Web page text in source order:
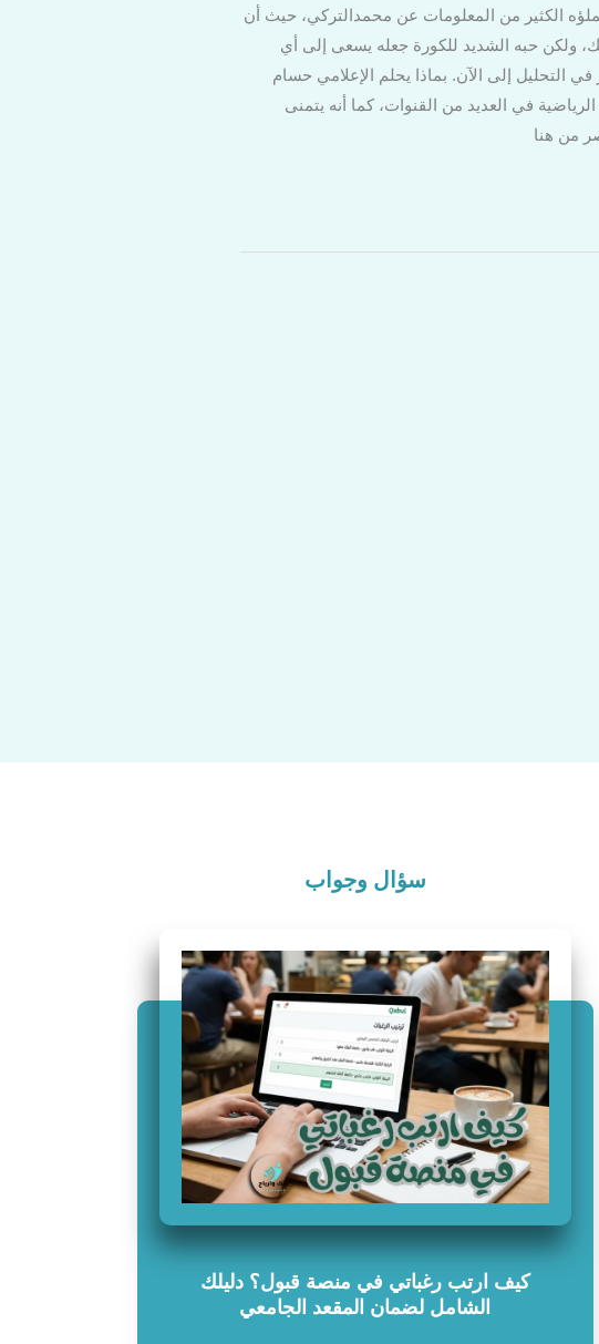
الكثير من المعلومات عن محمدالتركي، حيث أن
ولكن حبه الشديد للكورة جعله يسعى إلى أي
التحليل إلى الآن. بماذا يحلم الإعلامي حسام
في العديد من القنوات، كما أنه يتمنى
من هنا
سؤال وجواب
كيف ارتب رغباتي في منصة قبول؟ دليلك
الشامل لضمان المقعد الجامعي